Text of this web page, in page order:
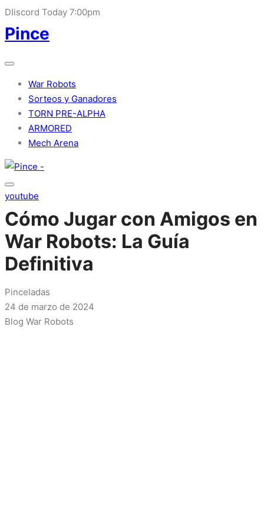
DIiscord Today 7:00pm
Pince
War Robots
Sorteos y Ganadores
TORN PRE-ALPHA
ARMORED
Mech Arena
youtube
Cómo Jugar con Amigos en
War Robots: La Guía
Definitiva
Pinceladas
24 de marzo de 2024
Blog War Robots